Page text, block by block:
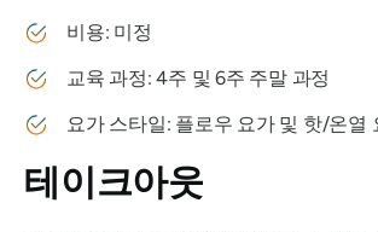
비용: 미정
교육 과정: 4주 및 6주 주말 과정
요가 스타일: 플로우 요가 및 핫/온열
테이크아웃